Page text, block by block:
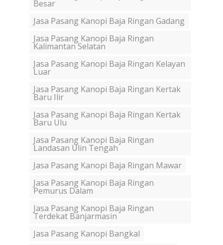
Besar
Jasa Pasang Kanopi Baja Ringan Gadang
Jasa Pasang Kanopi Baja Ringan
Kalimantan Selatan
Jasa Pasang Kanopi Baja Ringan Kelayan
Luar
Jasa Pasang Kanopi Baja Ringan Kertak
Baru Ilir
Jasa Pasang Kanopi Baja Ringan Kertak
Baru Ulu
Jasa Pasang Kanopi Baja Ringan
Landasan Ulin Tengah
Jasa Pasang Kanopi Baja Ringan Mawar
Jasa Pasang Kanopi Baja Ringan
Pemurus Dalam
Jasa Pasang Kanopi Baja Ringan
Terdekat Banjarmasin
Jasa Pasang Kanopi Bangkal